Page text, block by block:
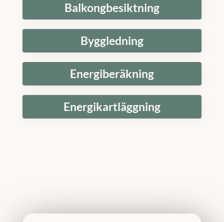
Balkongbesiktning
Byggledning
Energiberäkning
Energikartläggning